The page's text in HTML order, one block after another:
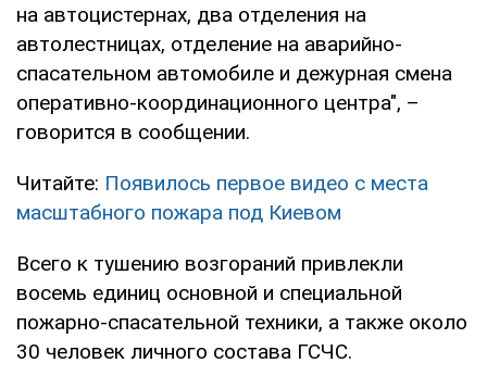
на автоцистернах, два отделения на
автолестницах, отделение на аварийно-
спасательном автомобиле и дежурная смена
оперативно-координационного центра", –
говорится в сообщении.
Читайте: Появилось первое видео с места
масштабного пожара под Киевом
Всего к тушению возгораний привлекли
восемь единиц основной и специальной
пожарно-спасательной техники, а также около
30 человек личного состава ГСЧС.